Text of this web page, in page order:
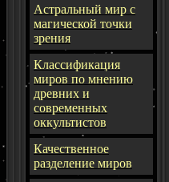
Астральный мир с
магической точки
зрения
Классификация
миров по мнению
древних и
современных
оккультистов
Качественное
разделение миров